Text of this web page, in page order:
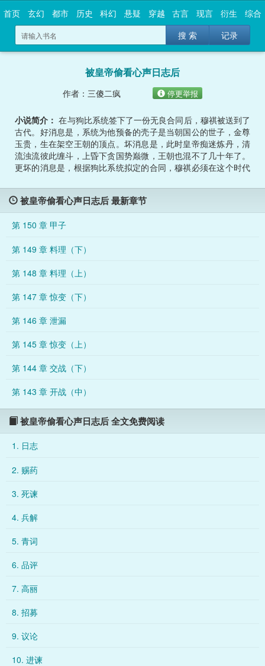
首页 玄幻 都市 历史 科幻 悬疑 穿越 古言 现言 衍生
综合
搜 索
记录
被皇帝偷看心声日志后
作者：三傻二疯 停更举报
小说简介： 在与狗比系统签下了一份无良合同后，穆祺被送到了
古代。好消息是，系统为他预备的壳子是当朝国公的世子，金尊
玉贵，生在架空王朝的顶点。坏消息是，此时皇帝痴迷炼丹，清
流浊流彼此缠斗，上昏下贪国势巅微，王朝也混不了几十年了。
更坏的消息是，根据狗比系统拟定的合同，穆祺必须在这个时代
，否则便不能返回。面对领导给予的小小重任，仅仅只是普通嘴
炮水平的穆祺终于麻了：……毁灭吧，赶紧的。在反复抗争无果
后，完全躺平的穆祺终于彻底摆烂，不但拒绝与系统合作，还在
上交的工作日志中疯狂吐槽垃圾话：【今天又是进宫哐哐磕大头
啊？】【早上五点居然就要上朝，妈的晦气。而且清流党许阁老
田是天上掉的吗？恶心心。】【奶奶的昨天刚吐槽了清流，今天
道士炼丹炼得脑子都瓦特了，不然好歹也得效法祖宗剥他几百张
假？这么说起来，后代同人把他和他奶兄弟凑cp，倒也正常……
被皇帝偷看心声日志后 最新章节
第 150 章 甲子
第 149 章 料理（下）
第 148 章 料理（上）
第 147 章 惊变（下）
第 146 章 泄漏
第 145 章 惊变（上）
第 144 章 交战（下）
第 143 章 开战（中）
被皇帝偷看心声日志后 全文免费阅读
1. 日志
2. 赐药
3. 死谏
4. 兵解
5. 青词
6. 品评
7. 高丽
8. 招募
9. 议论
10. 进谏